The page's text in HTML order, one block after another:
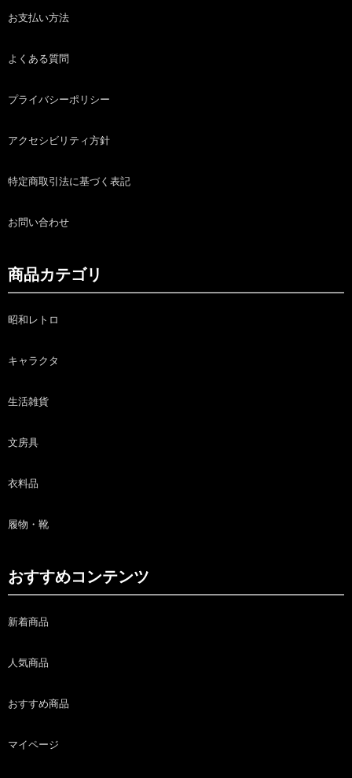
お支払い方法
よくある質問
プライバシーポリシー
アクセシビリティ方針
特定商取引法に基づく表記
お問い合わせ
商品カテゴリ
昭和レトロ
キャラクタ
生活雑貨
文房具
衣料品
履物・靴
おすすめコンテンツ
新着商品
人気商品
おすすめ商品
マイページ